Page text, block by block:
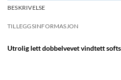
BESKRIVELSE
TILLEGGSINFORMASJON
Utrolig lett dobbelvevet vindtett